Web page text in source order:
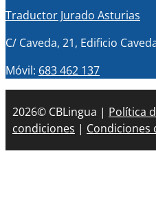
Traductor Jurado Asturias
C/ Caveda, 21, Edificio
Móvil: 683 462 137
2026© CBLingua | Política
condiciones | Condiciones